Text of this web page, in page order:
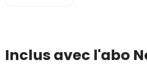
Inclus avec l'abo